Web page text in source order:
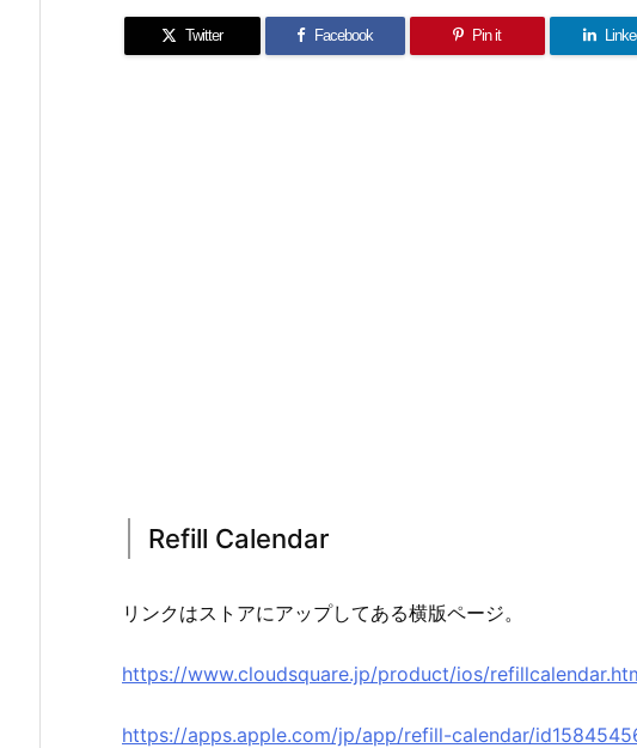
Twitter Facebook Pin it
Refill Calendar
リンクはストアにアップしてある横版ページ。
https://www.cloudsquare.jp/product/ios/
https://apps.apple.com/jp/app/refill-calendar/